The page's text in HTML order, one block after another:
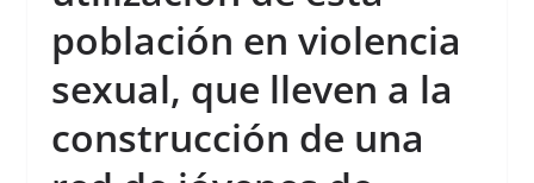
población en violencia
sexual, que lleven a la
construcción de una